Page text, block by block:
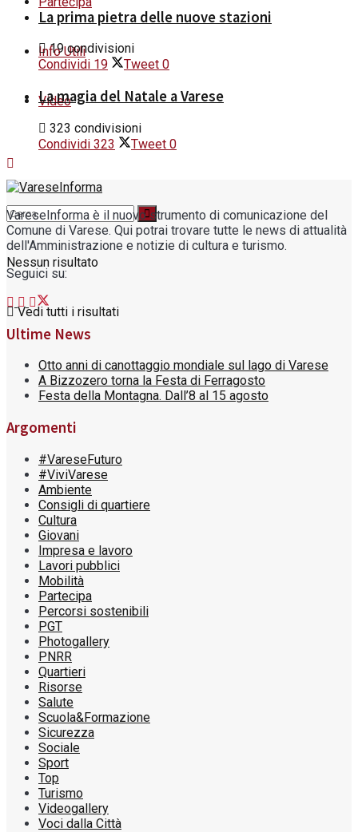
Info Utili
Video
Nessun risultato
Vedi tutti i risultati
La prima pietra delle nuove stazioni
19 condivisioni
Condividi 19 Tweet 0
La magia del Natale a Varese
323 condivisioni
Condividi 323 Tweet 0
VareseInforma è il nuovo strumento di comunicazione del
Comune di Varese. Qui potrai trovare tutte le news di attualità
dell'Amministrazione e notizie di cultura e turismo.
Seguici su:
Ultime News
Otto anni di canottaggio mondiale sul lago di Varese
A Bizzozero torna la Festa di Ferragosto
Festa della Montagna. Dall’8 al 15 agosto
Argomenti
#VareseFuturo
#ViviVarese
Ambiente
Consigli di quartiere
Cultura
Giovani
Impresa e lavoro
Lavori pubblici
Mobilità
Partecipa
Percorsi sostenibili
PGT
Photogallery
PNRR
Quartieri
Risorse
Salute
Scuola&Formazione
Sicurezza
Sociale
Sport
Top
Turismo
Videogallery
Voci dalla Città